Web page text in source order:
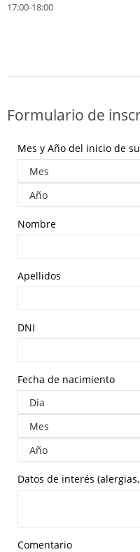
17:00-18:00
Formulario de
Mes y Año del inicio de
Nombre
Apellidos
DNI
Fecha de nacimiento
Datos de interés
Comentario